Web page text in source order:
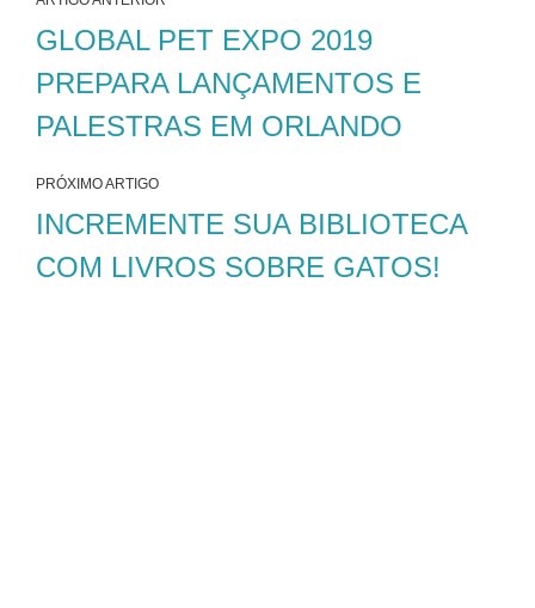
GLOBAL PET EXPO 2019
PREPARA LANÇAMENTOS E
PALESTRAS EM ORLANDO
PRÓXIMO ARTIGO
INCREMENTE SUA BIBLIOTECA
COM LIVROS SOBRE GATOS!